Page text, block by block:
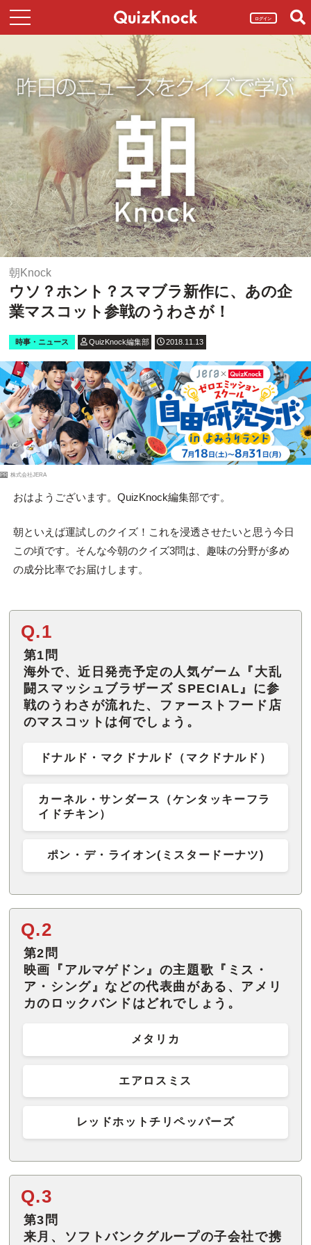
ログイン
朝Knock
ウソ？ホント？スマブラ新作に、あの企
業マスコット参戦のうわさが！
時事・ニュース QuizKnock編集部 2018.11.13
PR 株式会社JERA
おはようございます。QuizKnock編集部です。
朝といえば運試しのクイズ！これを浸透させたいと思う今日
この頃です。そんな今朝のクイズ3問は、趣味の分野が多め
の成分比率でお届けします。
Q.1
第1問
海外で、近日発売予定の人気ゲーム『大乱
闘スマッシュブラザーズ SPECIAL』に参
戦のうわさが流れた、ファーストフード店
のマスコットは何でしょう。
ドナルド・マクドナルド（マクドナルド）
カーネル・サンダース（ケンタッキーフラ
イドチキン）
ポン・デ・ライオン(ミスタードーナツ)
Q.2
第2問
映画『アルマゲドン』の主題歌『ミス・
ア・シング』などの代表曲がある、アメリ
カのロックバンドはどれでしょう。
メタリカ
エアロスミス
レッドホットチリペッパーズ
Q.3
第3問
来月、ソフトバンクグループの子会社で携